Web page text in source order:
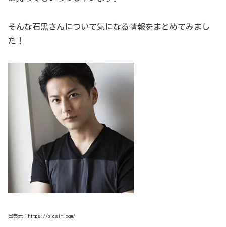
そんな石黒さんについて気になる情報をまとめてみまし
た！
出典元：https://bicsim.com/